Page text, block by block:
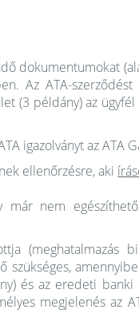
dokumentumokat
Az ATA-
(3 példány) az
igazolványt az ATA
ellenőrzésre, aki
már nem
(meghatalmazás
szükséges,
és az eredeti banki
megjelenés az